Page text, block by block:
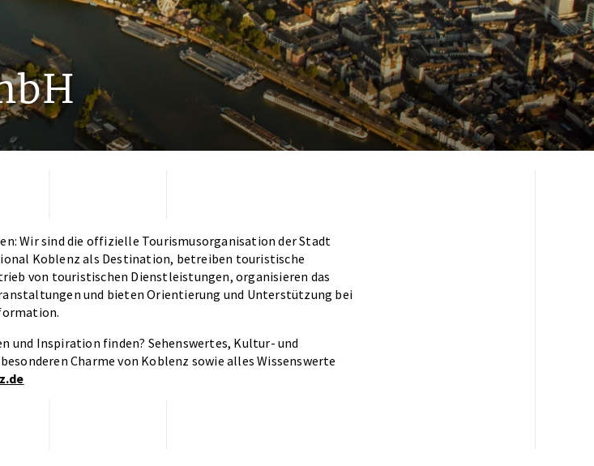
Wir sind die offizielle Tourismusorganisation der Stadt
Koblenz als Destination, betreiben touristische
von touristischen Dienstleistungen, organisieren das
und bieten Orientierung und Unterstützung bei
und Inspiration finden? Sehenswertes, Kultur- und
Charme von Koblenz sowie alles Wissenswerte